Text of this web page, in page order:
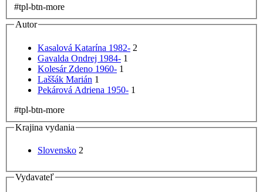
#tpl-btn-more
Autor
Kasalová Katarína 1982- 2
Gavalda Ondrej 1984- 1
Kolesár Zdeno 1960- 1
Laššák Marián 1
Pekárová Adriena 1950- 1
#tpl-btn-more
Krajina vydania
Slovensko 2
Vydavateľ